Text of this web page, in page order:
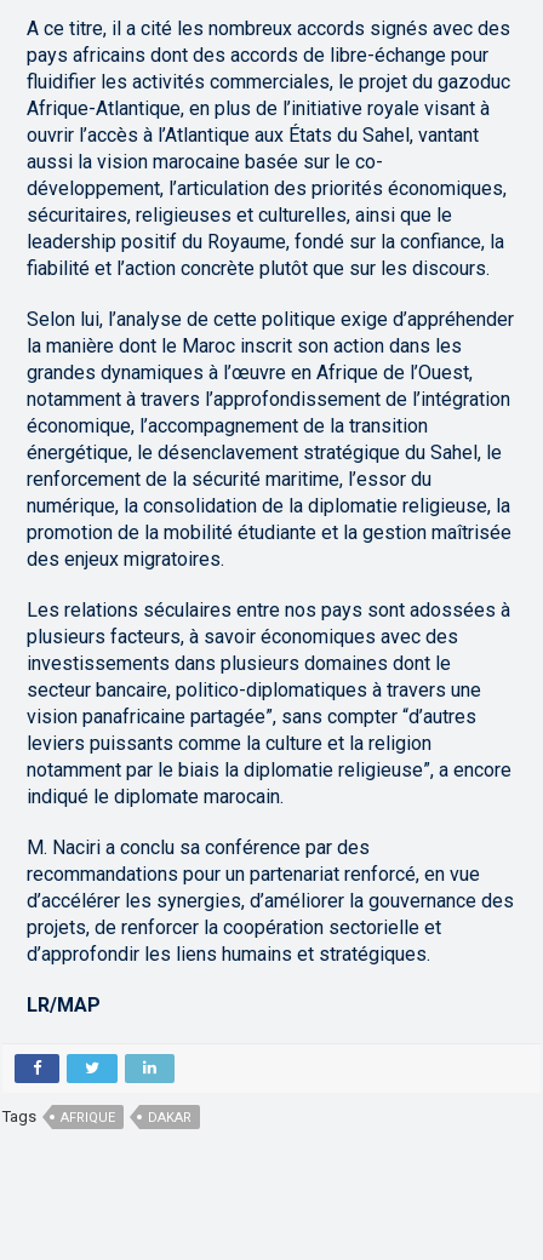
A ce titre, il a cité les nombreux accords signés avec des
pays africains dont des accords de libre-échange pour
fluidifier les activités commerciales, le projet du gazoduc
Afrique-Atlantique, en plus de l’initiative royale visant à
ouvrir l’accès à l’Atlantique aux États du Sahel, vantant
aussi la vision marocaine basée sur le co-
développement, l’articulation des priorités économiques,
sécuritaires, religieuses et culturelles, ainsi que le
leadership positif du Royaume, fondé sur la confiance, la
fiabilité et l’action concrète plutôt que sur les discours.
Selon lui, l’analyse de cette politique exige d’appréhender
la manière dont le Maroc inscrit son action dans les
grandes dynamiques à l’œuvre en Afrique de l’Ouest,
notamment à travers l’approfondissement de l’intégration
économique, l’accompagnement de la transition
énergétique, le désenclavement stratégique du Sahel, le
renforcement de la sécurité maritime, l’essor du
numérique, la consolidation de la diplomatie religieuse, la
promotion de la mobilité étudiante et la gestion maîtrisée
des enjeux migratoires.
Les relations séculaires entre nos pays sont adossées à
plusieurs facteurs, à savoir économiques avec des
investissements dans plusieurs domaines dont le
secteur bancaire, politico-diplomatiques à travers une
vision panafricaine partagée”, sans compter “d’autres
leviers puissants comme la culture et la religion
notamment par le biais la diplomatie religieuse”, a encore
indiqué le diplomate marocain.
M. Naciri a conclu sa conférence par des
recommandations pour un partenariat renforcé, en vue
d’accélérer les synergies, d’améliorer la gouvernance des
projets, de renforcer la coopération sectorielle et
d’approfondir les liens humains et stratégiques.
LR/MAP
Tags AFRIQUE DAKAR